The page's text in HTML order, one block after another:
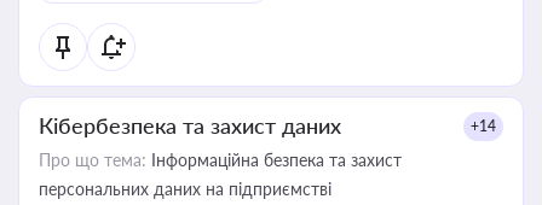
Кібербезпека та захист даних +14
Про що тема: Інформаційна безпека та захист
персональних даних на підприємстві